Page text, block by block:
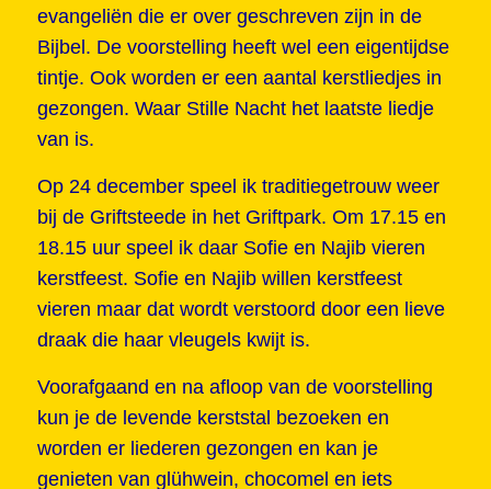
evangeliën die er over geschreven zijn in de
Bijbel. De voorstelling heeft wel een eigentijdse
tintje. Ook worden er een aantal kerstliedjes in
gezongen. Waar Stille Nacht het laatste liedje
van is.
Op 24 december speel ik traditiegetrouw weer
bij de Griftsteede in het Griftpark. Om 17.15 en
18.15 uur speel ik daar Sofie en Najib vieren
kerstfeest. Sofie en Najib willen kerstfeest
vieren maar dat wordt verstoord door een lieve
draak die haar vleugels kwijt is.
Voorafgaand en na afloop van de voorstelling
kun je de levende kerststal bezoeken en
worden er liederen gezongen en kan je
genieten van glühwein, chocomel en iets